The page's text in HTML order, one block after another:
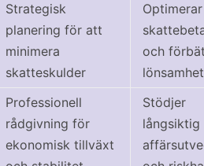
Strategisk
planering för att
minimera
skatteskulder
Optimerar
och
Professionell
rådgivning för
ekonomisk tillväxt
Stödjer
långsiktig